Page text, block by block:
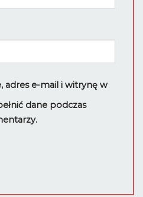
adres e-mail i witrynę w
dane podczas